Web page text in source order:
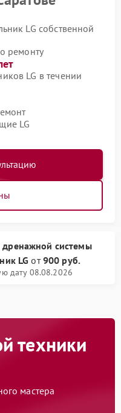
LG собственной
ремонту
LG в течении
LG
дренажной системы
LG от900 руб.
дату 08.08.2026
техники
мастера